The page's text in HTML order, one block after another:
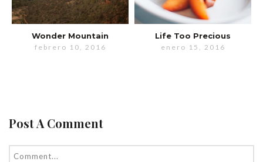
Wonder Mountain
febrero 10, 2016
Life Too Precious
enero 15, 2016
Post A Comment